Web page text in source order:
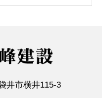
井市横井115-3